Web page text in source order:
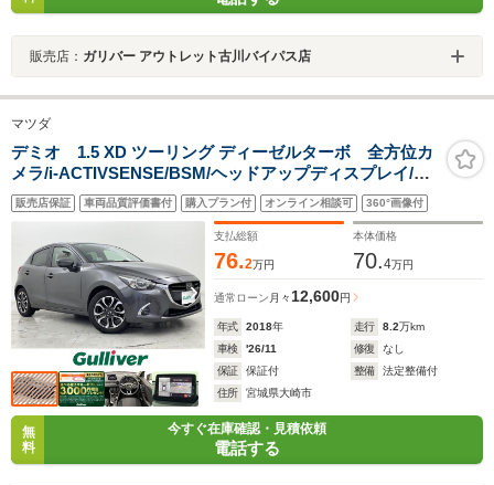
販売店： ガリバー アウトレット古川バイパス店
マツダ
デミオ 1.5 XD ツーリング ディーゼルターボ 全方位カ
メラ/i-ACTIVSENSE/BSM/ヘッドアップディスプレイ/純
正ナビ/フルセグTV/衝突軽減/シートヒーター/パドルシフ
ト/ステアリングスイッチ/純正ドライブレコーダー/ビルト
インETC/Pスタート/純正16インチアルミ
販売店保証 車両品質評価書付 購入プラン付 オンライン相談可 360°画像付
支払総額
76.2万円
本体価格
70.4万円
通常ローン 月々 12,600円
年式 2018年 走行 8.2万km
車検
'26/11 修復
なし
保証
保証付 整備
法定整備付
住所
宮城県大崎市
無
料
今すぐ在庫確認・見積依頼
電話する